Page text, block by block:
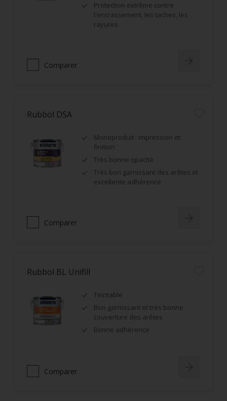
Protection extrême contre
l'encrassement, les taches, les
rayures
Comparer
Rubbol DSA
Monoproduit : impression et
finition
Très bonne opacité
Très bon garnissant des arêtes et
excellente adhérence
Comparer
Rubbol BL Unifill
Teintable
Bon garnissant et très bonne
couverture des arêtes
Bonne adhérence
Comparer